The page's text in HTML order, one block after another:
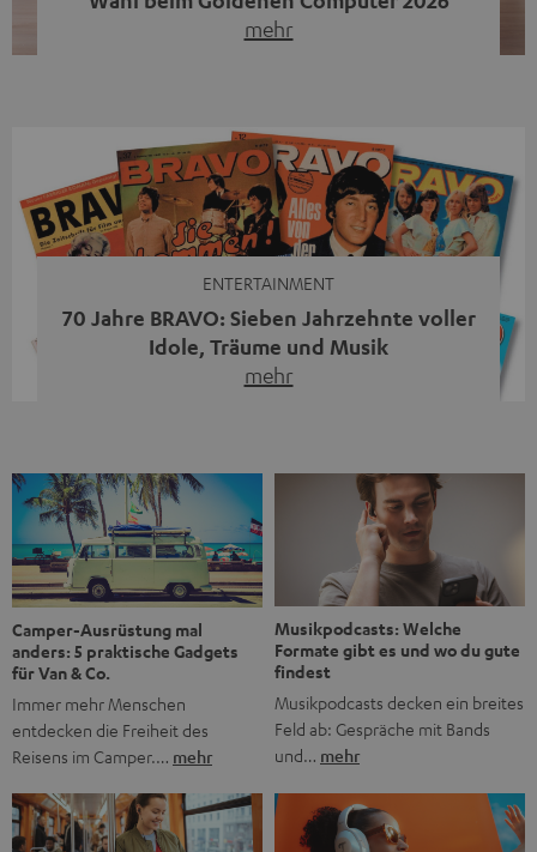
mehr
Streaming-System vereint hochwertige HiFi-Technik,
moderne Streaming-Funktionen und hohe Flexibilität in
einem einzigen Gerät – und zeigt, dass man für großen
Sound heute keine klassische HiFi-Anlage mehr braucht.
ENTERTAINMENT
70 Jahre BRAVO: Sieben Jahrzehnte voller
Idole, Träume und Musik
mehr
1956 begleitet das Magazin Jugendliche durch Rock und
Pop, kleine Schwärmereien und große Fragen. Zum 70.
Jubiläum werfen wir einen Blick zurück. Vom Filmheft zur
Jugendmarke: Wie die BRAVO ihren Ton fand Als die […]
Camper-Ausrüstung mal
anders: 5 praktische Gadgets
für Van & Co.
Immer mehr Menschen
entdecken die Freiheit des
Reisens im Camper.… mehr
Musikpodcasts: Welche
Formate gibt es und wo du gute
findest
Musikpodcasts decken ein breites
Feld ab: Gespräche mit Bands
und… mehr